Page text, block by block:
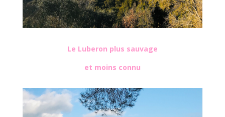
Le Luberon plus sauvage
et moins connu